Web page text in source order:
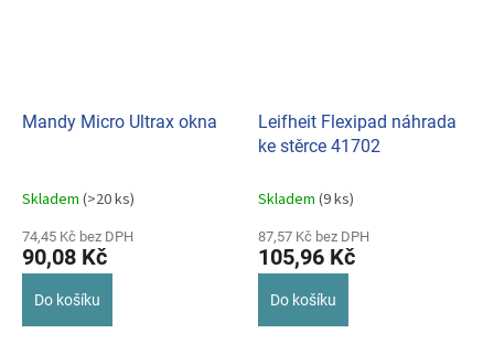
Mandy Micro Ultrax okna
Skladem (>20 ks)
74,45 Kč bez DPH
90,08 Kč
Do košíku
Leifheit Flexipad náhrada
ke stěrce 41702
Skladem (9 ks)
87,57 Kč bez DPH
105,96 Kč
Do košíku